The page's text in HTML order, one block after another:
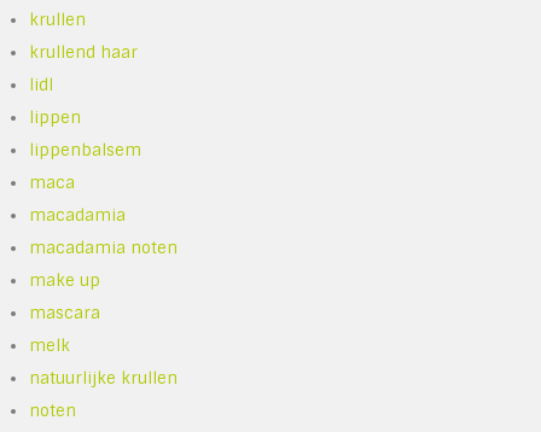
krullen
krullend haar
lidl
lippen
lippenbalsem
maca
macadamia
macadamia noten
make up
mascara
melk
natuurlijke krullen
noten